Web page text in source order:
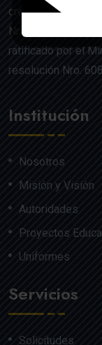
creado mediante
Nro. 140, dado en
ratificado por el
resolución Nro.
Institución
Nosotros
Misión y Visión
Autoridades
Proyectos
Uniformes
Servicios
Solicitudes